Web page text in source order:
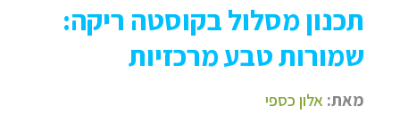
תכנון מסלול בקוסטה ריקה:
שמורות טבע מרכזיות
מאת: אלון כספי